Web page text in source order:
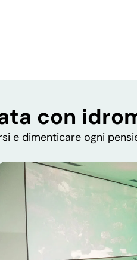
con
e dimenticare ogni